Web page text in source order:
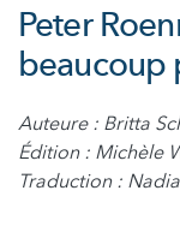
Peter
beaucoup
Auteure : Britta
Édition : Michèle
Traduction :